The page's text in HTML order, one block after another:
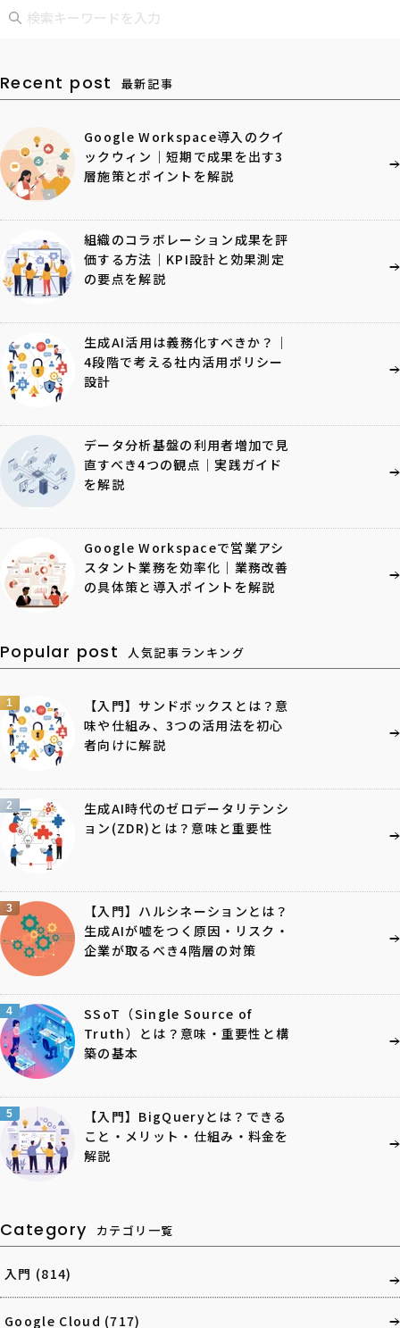
Recent post 最新記事
Google Workspace導入のクイ
ックウィン｜短期で成果を出す3
層施策とポイントを解説
組織のコラボレーション成果を評
価する方法｜KPI設計と効果測定
の要点を解説
生成AI活用は義務化すべきか？｜
4段階で考える社内活用ポリシー
設計
データ分析基盤の利用者増加で見
直すべき4つの観点｜実践ガイド
を解説
Google Workspaceで営業アシ
スタント業務を効率化｜業務改善
の具体策と導入ポイントを解説
Popular post 人気記事ランキング
1
【入門】サンドボックスとは？意
味や仕組み、3つの活用法を初心
者向けに解説
2
生成AI時代のゼロデータリテンシ
ョン(ZDR)とは？意味と重要性
3
【入門】ハルシネーションとは？
生成AIが嘘をつく原因・リスク・
企業が取るべき4階層の対策
4
SSoT（Single Source of
Truth）とは？意味・重要性と構
築の基本
5
【入門】BigQueryとは？できる
こと・メリット・仕組み・料金を
解説
Category カテゴリ一覧
入門 (814)
Google Cloud (717)